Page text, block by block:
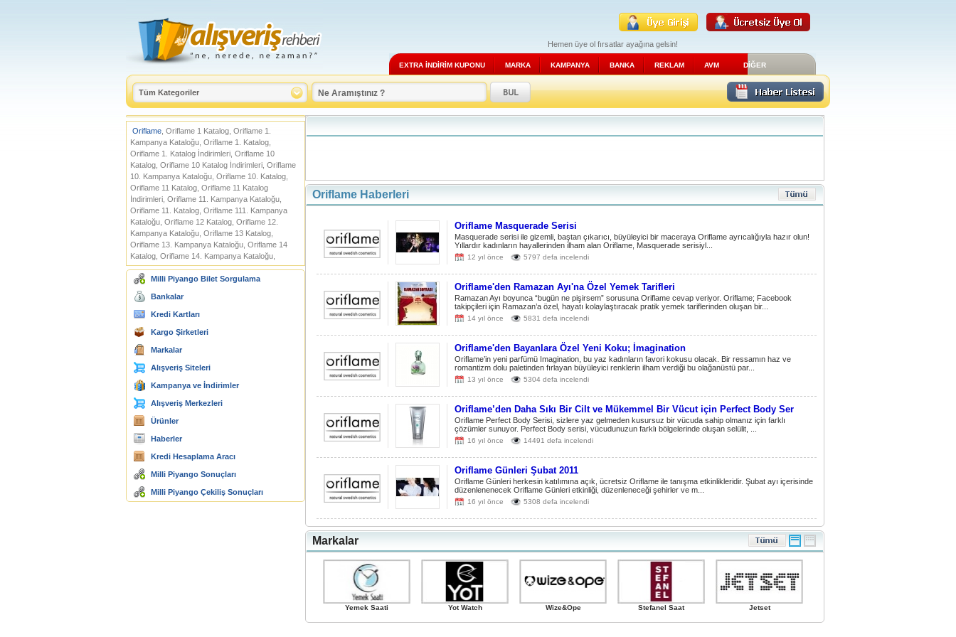
Hemen üye ol fırsatlar ayağına gelsin!
EXTRA İNDİRİM KUPONU MARKA KAMPANYA BANKA REKLAM AVM DİĞER
Oriflame , Oriflame 1 Katalog, Oriflame 1.
Kampanya Kataloğu, Oriflame 1. Katalog,
Oriflame 1. Katalog İndirimleri, Oriflame 10
Katalog, Oriflame 10 Katalog İndirimleri, Oriflame
10. Kampanya Kataloğu, Oriflame 10. Katalog,
Oriflame 11 Katalog, Oriflame 11 Katalog
İndirimleri, Oriflame 11. Kampanya Kataloğu,
Oriflame 11. Katalog, Oriflame 111. Kampanya
Kataloğu, Oriflame 12 Katalog, Oriflame 12.
Kampanya Kataloğu, Oriflame 13 Katalog,
Oriflame 13. Kampanya Kataloğu, Oriflame 14
Katalog, Oriflame 14. Kampanya Kataloğu,
Milli Piyango Bilet Sorgulama
Bankalar
Kredi Kartları
Kargo Şirketleri
Markalar
Alışveriş Siteleri
Kampanya ve İndirimler
Alışveriş Merkezleri
Ürünler
Haberler
Kredi Hesaplama Aracı
Milli Piyango Sonuçları
Milli Piyango Çekiliş Sonuçları
Oriflame Haberleri
Oriflame Masquerade Serisi
Masquerade serisi ile gizemli, baştan çıkarıcı, büyüleyici bir maceraya Oriflame ayrıcalığıyla hazır olun!
Yıllardır kadınların hayallerinden ilham alan Oriflame, Masquerade serisiyl...
12 yıl önce 5797 defa incelendi
Oriflame'den Ramazan Ayı'na Özel Yemek Tarifleri
Ramazan Ayı boyunca “bugün ne pişirsem” sorusuna Oriflame cevap veriyor. Oriflame; Facebook
takipçileri için Ramazan’a özel, hayatı kolaylaştıracak pratik yemek tariflerinden oluşan bir...
14 yıl önce 5831 defa incelendi
Oriflame'den Bayanlara Özel Yeni Koku; İmagination
Oriflame’in yeni parfümü Imagination, bu yaz kadınların favori kokusu olacak. Bir ressamın haz ve
romantizm dolu paletinden fırlayan büyüleyici renklerin ilham verdiği bu olağanüstü par...
13 yıl önce 5304 defa incelendi
Oriflame’den Daha Sıkı Bir Cilt ve Mükemmel Bir Vücut için Perfect Body Ser
Oriflame Perfect Body Serisi, sizlere yaz gelmeden kusursuz bir vücuda sahip olmanız için farklı
çözümler sunuyor. Perfect Body serisi, vücudunuzun farklı bölgelerinde oluşan selülit, ...
16 yıl önce 14491 defa incelendi
Oriflame Günleri Şubat 2011
Oriflame Günleri herkesin katılımına açık, ücretsiz Oriflame ile tanışma etkinlikleridir. Şubat ayı içerisinde
düzenlenenecek Oriflame Günleri etkinliği, düzenleneceği şehirler ve m...
16 yıl önce 5308 defa incelendi
Markalar
Yemek Saati Yot Watch Wize&Ope Stefanel Saat Jetset